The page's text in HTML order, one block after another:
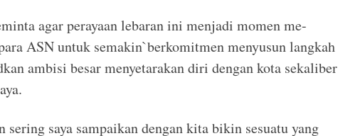
agar perayaan lebaran ini menjadi momen me-
ASN untuk semakin`berkomitmen menyusun langkah
ambisi besar menyetarakan diri dengan kota sekaliber
sering saya sampaikan dengan kita bikin sesuatu yang